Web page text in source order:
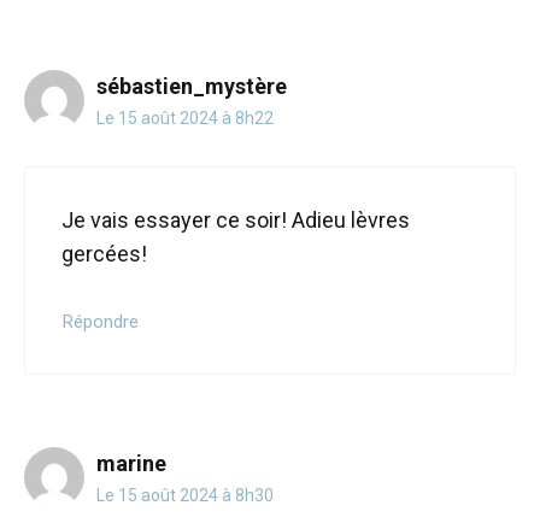
sébastien_mystère
Le 15 août 2024 à 8h22
Je vais essayer ce soir! Adieu lèvres
gercées!
Répondre
marine
Le 15 août 2024 à 8h30